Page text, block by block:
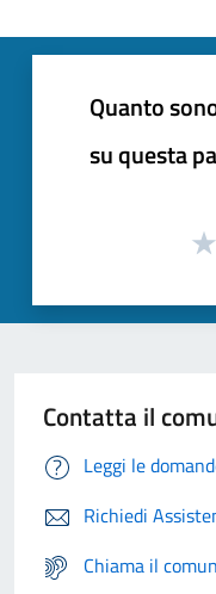
Quanto
su questa
Contatta il
Leggi le
Richiedi
Chiama il